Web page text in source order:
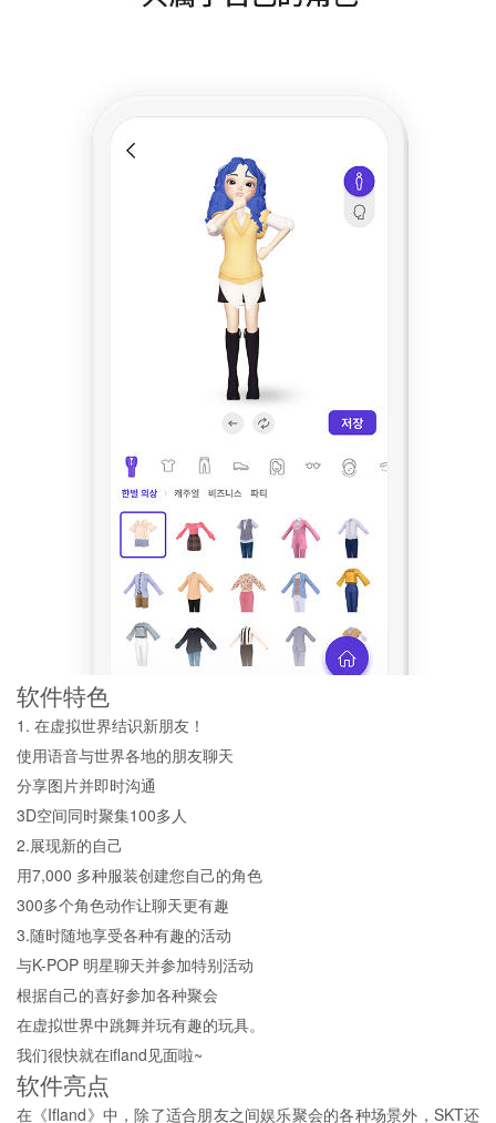
软件特色
1. 在虚拟世界结识新朋友！
使用语音与世界各地的朋友聊天
分享图片并即时沟通
3D空间同时聚集100多人
2.展现新的自己
用7,000 多种服装创建您自己的角色
300多个角色动作让聊天更有趣
3.随时随地享受各种有趣的活动
与K-POP 明星聊天并参加特别活动
根据自己的喜好参加各种聚会
在虚拟世界中跳舞并玩有趣的玩具。
我们很快就在ifland见面啦~
软件亮点
在《Ifland》中，除了适合朋友之间娱乐聚会的各种场景外，SKT还